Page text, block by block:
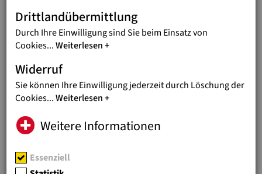
Leid
AKTUELLES
Thema: Wie können Kinderrechte im
digitalen Raum wirksam geschützt
Drittlandübermittlung
Durch Ihre Einwilligung sind Sie beim Einsatz von
Cookies...Weiterlesen
Widerruf
Sie können Ihre Einwilligung jederzeit durch Löschung der
Cookies...Weiterlesen
Weitere Informationen
Essenziell